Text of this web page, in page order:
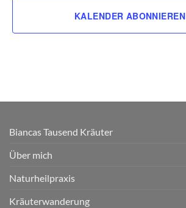
KALENDER ABONNIEREN
Biancas Tausend Kräuter
Über mich
Naturheilpraxis
Kräuterwanderung